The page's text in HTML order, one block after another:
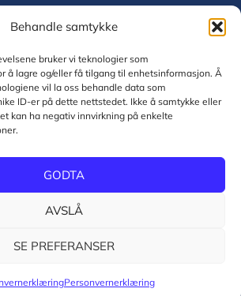
Behandle samtykke
bruker vi teknologier som
å lagre og/eller få tilgang til enhetsinformasjon. Å
vil la oss behandle data som
ID-er på dette nettstedet. Ikke å samtykke eller
kan ha negativ innvirkning på enkelte
GODTA
AVSLÅ
SE PREFERANSER
Personvernerklæring
Norsk Tele og Data AS
og informasjonskapsler